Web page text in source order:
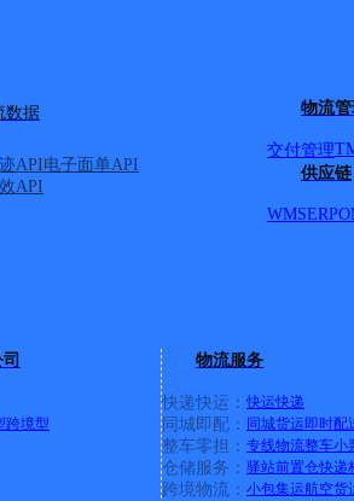
数据
API电子面单API
API
物流
交付管理
供应链
WMSERP
跨境型
物流服务
快递快运： 快运快递
同城即配： 同城货运即时配
整车零担： 专线物流整车小
仓储服务： 驿站前置仓快递
跨境物流： 小包集运航空货